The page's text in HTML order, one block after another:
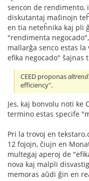
sencon de rendimento,
diskutantaj maŝinojn
en tia neteĥnika kaj pli
"rendimenta
mallarĝa senco estas
efika negocado" ŝajnas
CEED proponas
efficiency".
Jes, kaj bonvolu noti ke
termino estas specife
Pri la trovoj en
12 fojojn, ĉiujn en
multegaj aperoj de
nova kaj malpli
memoras aŭdi ĝin en